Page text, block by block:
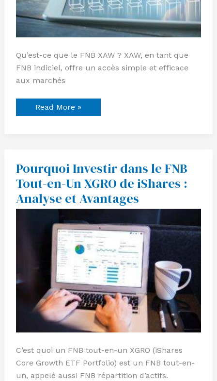
Qu’est-ce que le FNB XAW ? XAW, en tant que
FNB indiciel, offre un accès simple et efficace
aux marchés
Read More »
Pourquoi Investir dans le FNB
Tout-en-Un XGRO de iShares :
Analyse et Avantages
C’est quoi un FNB tout-en-un XGRO (iShares
Core Growth ETF Portfolio) est un FNB tout-en-
un, appelé aussi FNB répartition d’actifs.
Pourquoi
Investir
dans
le
FNB
Tout-
en-
XGRO
iShares
Analyse
et
Avantages